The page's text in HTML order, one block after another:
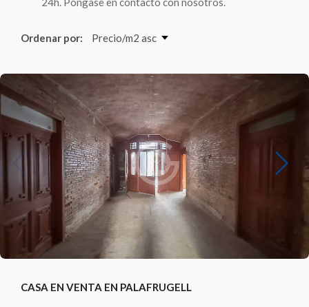
Ordenar por: Precio/m2 asc
Previous Next
CASA EN VENTA EN PALAFRUGELL